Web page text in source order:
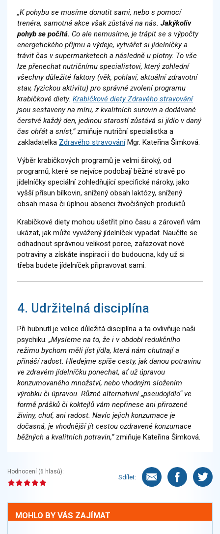
„K pohybu se musíme donutit sami, nebo s pomocí
trenéra, samotná akce však zůstává na nás. Jakýkoliv
pohyb se počítá. Co ale nemusíme, je trápit se s výpočty
energetického příjmu a výdeje, vytvářet si jídelníčky a
trávit čas v supermarketech a následně u plotny. To vše
lze přenechat nutričnímu specialistovi, který zohlední
všechny důležité faktory (věk, pohlaví, aktuální zdravotní
stav, fyzickou aktivitu) pro správné zvolení programu
krabičkové diety. Krabičkové diety Zdravého stravování
jsou sestaveny na míru, z kvalitních surovin a dodávané
čerstvé každý den, jedinou starostí zůstává si jídlo v daný
čas ohřát a sníst,”zmiňuje nutriční specialistka a
zakladatelka Zdravého stravováníMgr. Kateřina Šimková.
Výběr krabičkových programů je velmi široký, od
programů, které se nejvíce podobají běžné stravě po
jídelníčky speciální zohledňující specifické nároky, jako
vyšší přísun bílkovin, snížený obsah laktózy, snížený
obsah masa či úplnou absenci živočišných produktů.
Krabičkové diety mohou ušetřit plno času a zároveň vám
ukázat, jak může vyvážený jídelníček vypadat. Naučíte se
odhadnout správnou velikost porce, zařazovat nové
potraviny a získáte inspiraci i do budoucna, kdy už si
třeba budete jídelníček připravovat sami.
4. Udržitelná disciplína
Při hubnutí je velice důležitá disciplína a ta ovlivňuje naši
psychiku. „Mysleme na to, že i v období redukčního
režimu bychom měli jíst jídla, která nám chutnají a
přináší radost. Hledejme spíše cesty, jak danou potravinu
ve zdravém jídelníčku ponechat, ať už úpravou
konzumovaného množství, nebo vhodným složením
výrobku či úpravou. Různé alternativní „pseudojídlo“ ve
formě prášků či koktejlů vám nepřinese ani přirozené
živiny, chuť, ani radost. Navíc jejich konzumace je
dočasná, je vhodnější jít cestou ozdravené konzumace
běžných a kvalitních potravin,“zmiňuje Kateřina Šimková.
Hodnocení (6 hlasů):
Sdílet:
MOHLO BY VÁS ZAJÍMAT